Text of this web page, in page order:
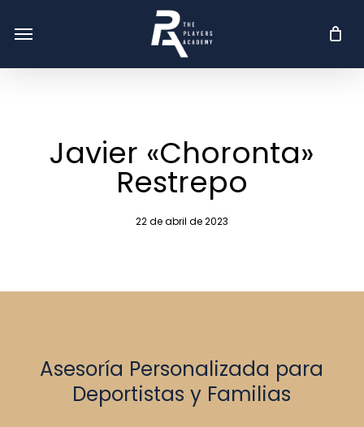
Menu
Javier «Choronta»
Restrepo
22 de abril de 2023
Asesoría Personalizada para
Deportistas y Familias